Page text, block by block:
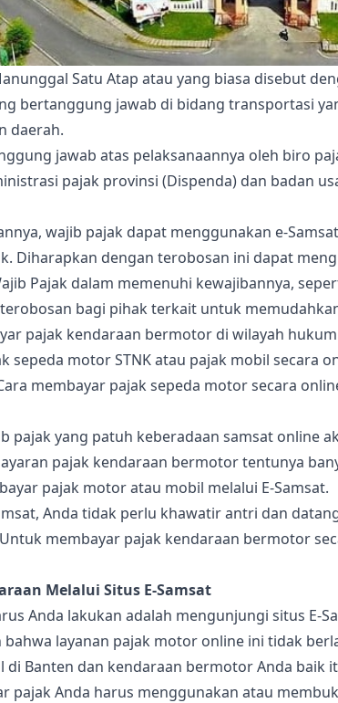
Satu Atap atau yang biasa disebut
bertanggung jawab di bidang transportasi
daerah.
jawab atas pelaksanaannya oleh biro
pajak provinsi (Dispenda) dan badan
wajib pajak dapat menggunakan e-
Diharapkan dengan terobosan ini dapat
Pajak dalam memenuhi kewajibannya,
bagi pihak terkait untuk
pajak kendaraan bermotor di wilayah
sepeda motor STNK atau pajak mobil secara
membayar pajak sepeda motor secara
pajak yang patuh keberadaan samsat online
pajak kendaraan bermotor tentunya
pajak motor atau mobil melalui E-Samsat.
Anda tidak perlu khawatir antri dan
membayar pajak kendaraan bermotor
Melalui Situs E-Samsat
Anda lakukan adalah mengunjungi situs E-
bahwa layanan pajak motor online ini tidak
di Banten dan kendaraan bermotor Anda baik
pajak Anda harus menggunakan atau